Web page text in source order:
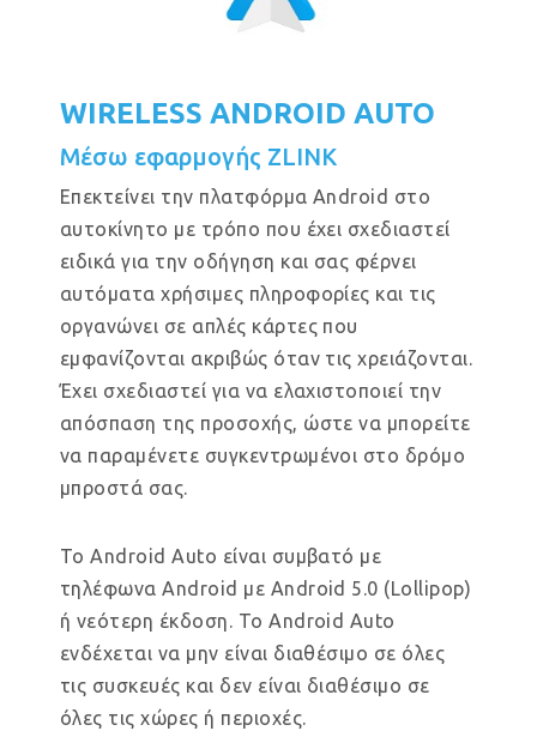
WIRELESS ANDROID AUTO
Μέσω εφαρμογής ZLINK
Επεκτείνει την πλατφόρμα Android στο
αυτοκίνητο με τρόπο που έχει σχεδιαστεί
ειδικά για την οδήγηση και σας φέρνει
αυτόματα χρήσιμες πληροφορίες και τις
οργανώνει σε απλές κάρτες που
εμφανίζονται ακριβώς όταν τις χρειάζονται.
Έχει σχεδιαστεί για να ελαχιστοποιεί την
απόσπαση της προσοχής, ώστε να μπορείτε
να παραμένετε συγκεντρωμένοι στο δρόμο
μπροστά σας.
Το Android Auto είναι συμβατό με
τηλέφωνα Android με Android 5.0 (Lollipop)
ή νεότερη έκδοση. Το Android Auto
ενδέχεται να μην είναι διαθέσιμο σε όλες
τις συσκευές και δεν είναι διαθέσιμο σε
όλες τις χώρες ή περιοχές.